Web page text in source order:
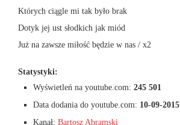
Których ciągle mi tak było brak
Dotyk jej ust słodkich jak miód
Już na zawsze miłość będzie w nas / x2
Statystyki:
Wyświetleń na youtube.com: 245 501
Data dodania do youtube.com: 10-09-2015
Kanał: Bartosz Abramski